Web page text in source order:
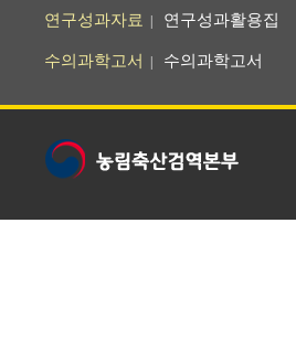
연구성과자료 연구성과활용집
수의과학고서 수의과학고서